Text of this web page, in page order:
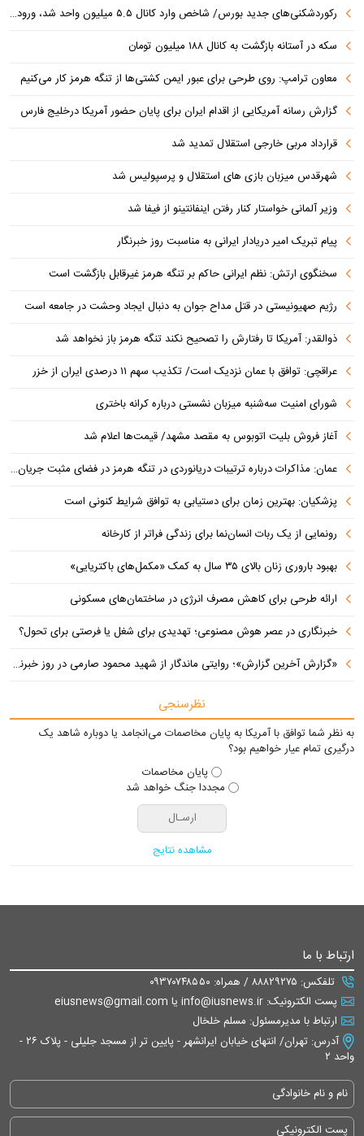
رکوردشکنی‌های جدید بورس/ شاخص وارد کانال ۵.۵ میلیون واحد شد، ورود ۹ همت پول حقیقی
سکه در آستانه بازگشت به کانال ۱۸۸ میلیون تومان
معاون ترامپ: روی طرحی برای عبور ایمن کشتی‌ها از تنگه هرمز کار می‌کنیم
گزارش رسانه آمریکایی از اقدام ایران برای پایان حضور آمریکا درخلیج فارس
قرارداد مربی خارجی استقلال تمدید شد
شهرقدس میزبان بازی های استقلال و پرسپولیس شد
وزیر آلمانی خواستار کنار رفتن اینفانتینو از فیفا شد
پیام تبریک امیر دریادار ایرانی به مناسبت روز خبرنگار
سخنگوی ارتش: نظم ایرانی حاکم بر تنگه هرمز غیرقابل بازگشت است
رژیم صهیونیستی در قتل مداح جوان به دنبال ایجاد وحشت در جامعه است
ذوالقدر: آمریکا تا رفتارش را تصحیح نکند تنگه هرمز باز نخواهد شد
عراقچی: توافق با عمان نزدیک است/ تکذیب سهم ۱۱ درصدی ایران از خزر
شورای امنیت سه‌شنبه میزبان نشستی درباره کرانه باختری
آغاز فروش بلیت اتوبوس به مقصد مشهد/ قیمت‌ها اعلام شد
عمان: مذاکرات درباره ترتیبات دریانوردی در تنگه هرمز در فضای مثبت جریان دارد
پزشکیان‌: بهترین زمان برای دستیابی به توافق شرایط کنونی است
رونمایی از یک ربات انسان‌نما برای زندگی فراتر از کارخانه
بهبود باروری زنان بالای ۳۵ سال به کمک «مکمل‌های باکتریایی»
ارائه طرحی برای کاهش مصرف انرژی در ساختمان‌های مسکونی
خبرنگاری در عصر هوش مصنوعی؛ تهدیدی برای شغل یا فرصتی برای تحول؟
«گزارش آخرین گزارش»؛ روایتی ماندگار از شهید محمود صارمی در روز خبرنگار
نظرسنجی
به نظر شما توافق با آمریکا به پایان مخاصمات می‌انجامد یا دوباره شاهد یک
درگیری تمام عیار خواهیم بود؟
پایان مخاصمات
مجددا جنگ خواهد شد
مشاهده نتایج
ارتباط با ما
تلفکس: ۸۸۸۲۹۲۷۵ / همراه: ۰۹۳۷۰۷۴۸۵۵۰
پست الکترونیک: info@iusnews.ir یا eiusnews@gmail.com
ارتباط با مدیرمسئول: مسلم خلخال
آدرس: تهران/ انتهای خیابان ایرانشهر - پایین تر از مسجد جلیلی - پلاک ۲۶ -
واحد ۲